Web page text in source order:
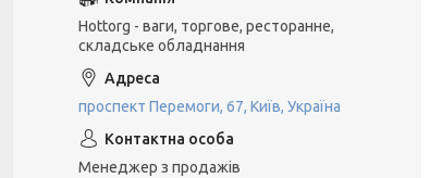
Hottorg - ваги, торгове, ресторанне,
складське обладнання
проспект Перемоги, 67, Київ, Україна
Менеджер з продажів